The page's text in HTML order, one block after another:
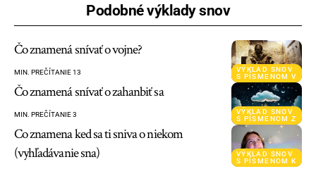
Podobné výklady snov
VÝKLAD SNOV
S PÍSMENOM V
Čo znamená snívať o vojne?
MIN. PREČÍTANIE 13
VÝKLAD SNOV
S PÍSMENOM Z
Čo znamená snívať o zahanbiť sa
MIN. PREČÍTANIE 3
VÝKLAD SNOV
S PÍSMENOM K
Co znamena ked sa ti sniva o niekom
(vyhľadávanie sna)